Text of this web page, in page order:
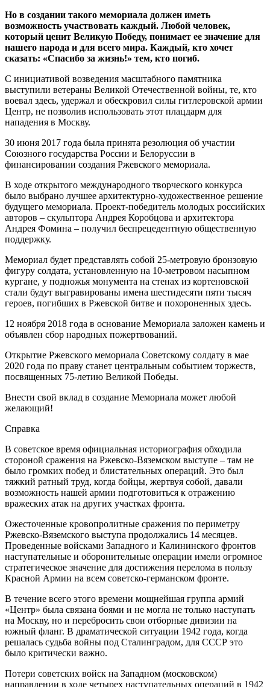
Но в создании такого мемориала должен иметь
возможность участвовать каждый. Любой человек,
который ценит Великую Победу, понимает ее значение для
нашего народа и для всего мира. Каждый, кто хочет
сказать: «Спасибо за жизнь!» тем, кто погиб.
С инициативой возведения масштабного памятника
выступили ветераны Великой Отечественной войны, те, кто
воевал здесь, удержал и обескровил силы гитлеровской армии
Центр, не позволив использовать этот плацдарм для
нападения в Москву.
30 июня 2017 года была принята резолюция об участии
Союзного государства России и Белоруссии в
финансировании создания Ржевского мемориала.
В ходе открытого международного творческого конкурса
было выбрано лучшее архитектурно-художественное решение
будущего мемориала. Проект-победитель молодых российских
авторов – скульптора Андрея Коробцова и архитектора
Андрея Фомина – получил беспрецедентную общественную
поддержку.
Мемориал будет представлять собой 25-метровую бронзовую
фигуру солдата, установленную на 10-метровом насыпном
кургане, у подножья монумента на стенах из кортеновской
стали будут выгравированы имена шестидесяти пяти тысяч
героев, погибших в Ржевской битве и похороненных здесь.
12 ноября 2018 года в основание Мемориала заложен камень и
объявлен сбор народных пожертвований.
Открытие Ржевского мемориала Советскому солдату в мае
2020 года по праву станет центральным событием торжеств,
посвященных 75-летию Великой Победы.
Внести свой вклад в создание Мемориала может любой
желающий!
Справка
В советское время официальная историография обходила
стороной сражения на Ржевско-Вяземском выступе – там не
было громких побед и блистательных операций. Это был
тяжкий ратный труд, когда бойцы, жертвуя собой, давали
возможность нашей армии подготовиться к отражению
вражеских атак на других участках фронта.
Ожесточенные кровопролитные сражения по периметру
Ржевско-Вяземского выступа продолжались 14 месяцев.
Проведенные войсками Западного и Калининского фронтов
наступательные и оборонительные операции имели огромное
стратегическое значение для достижения перелома в пользу
Красной Армии на всем советско-германском фронте.
В течение всего этого времени мощнейшая группа армий
«Центр» была связана боями и не могла не только наступать
на Москву, но и перебросить свои отборные дивизии на
южный фланг. В драматической ситуации 1942 года, когда
решалась судьба войны под Сталинградом, для СССР это
было критически важно.
Потери советских войск на Западном (московском)
направлении в ходе четырех наступательных операций в 1942